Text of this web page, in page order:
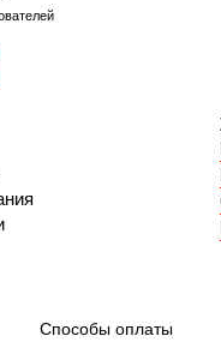
Способы оплаты